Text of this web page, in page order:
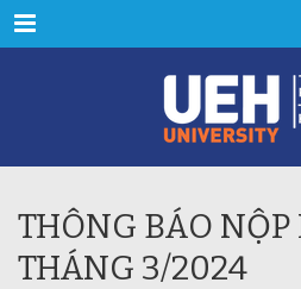
Menu
THÔNG BÁO
THÁNG 3/2024